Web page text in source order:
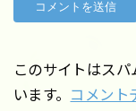
このサイトはス
います。 コメント